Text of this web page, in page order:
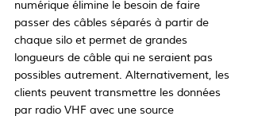
numérique élimine le besoin de faire
passer des câbles séparés à partir de
chaque silo et permet de grandes
longueurs de câble qui ne seraient pas
possibles autrement. Alternativement, les
clients peuvent transmettre les données
par radio VHF avec une source